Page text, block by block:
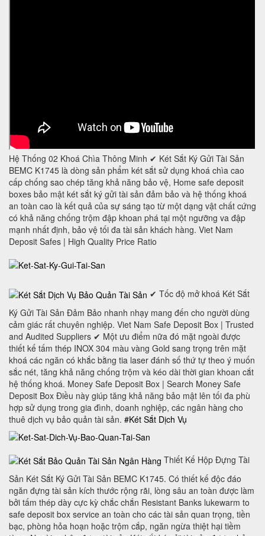
Hệ Thống 02 Khoá Chìa Thông Minh ✔ Két Sắt Ký Gửi Tài Sản
BEMC K1745 là dòng sản phẩm két sắt sử dụng khoá chìa cao
cấp chống sao chép tăng khả năng bảo vệ, Home safe deposit
boxes bảo mật két sắt ký gửi tài sản đảm bảo và hệ thống khoá
an toàn cao là kết quả của sự sáng tạo từ một dạng vật chất cứng
có khả năng chống trộm đập khoan phá tại một ngưỡng va đập
mạnh nhất định, bảo vệ tối đa tài sản khách hàng. Viet Nam
Deposit Safes | High Quality Price Ratio
✔ Tốc độ mở khoá Két Sắt
Ký Gửi Tài Sản Đảm Bảo nhanh nhạy mang đến cho người dùng
cảm giác rất chuyên nghiệp. Viet Nam Safe Deposit Box | Trusted
and Audited Suppliers ✔ Một ưu điểm nữa đó mặt ngoài được
thiết kế tấm thép INOX 304 màu vàng Gold sang trọng trên mặt
khoá các ngăn có khắc bằng tia laser đánh số thứ tự theo ý muốn
sắc nét, tăng khả năng chống trộm và kéo dài thời gian khoan cắt
hệ thống khoá. Money Safe Deposit Box | Search Money Safe
Deposit Box Điều này giúp tăng khả năng bảo mật lên tối đa phù
hợp sử dụng trong gia đình, doanh nghiệp, các ngân hàng cho
thuê dịch vụ bảo quản tài sản. #Két Sắt Dịch Vụ
Thiết Kế Hộp Đựng Tài
Sản Két Sắt Ký Gửi Tài Sản BEMC K1745. Có thiết kế độc đáo
ngăn đựng tài sản kích thước rộng rãi, lòng sâu an toàn được làm
bởi tấm thép dày cực kỳ chắc chắn Resistant Banks lukewarm to
safe deposit box service an toàn cho các tài sản quan trọng, tiền
bạc, phòng hỏa hoạn hoặc trộm cắp, ngăn ngừa thiệt hại tiềm